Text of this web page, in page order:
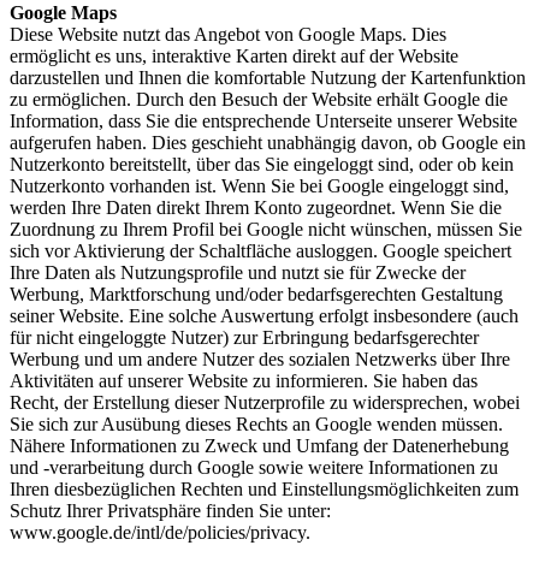
Google Maps
Diese Website nutzt das Angebot von Google Maps. Dies
ermöglicht es uns, interaktive Karten direkt auf der Website
darzustellen und Ihnen die komfortable Nutzung der Kartenfunktion
zu ermöglichen. Durch den Besuch der Website erhält Google die
Information, dass Sie die entsprechende Unterseite unserer Website
aufgerufen haben. Dies geschieht unabhängig davon, ob Google ein
Nutzerkonto bereitstellt, über das Sie eingeloggt sind, oder ob kein
Nutzerkonto vorhanden ist. Wenn Sie bei Google eingeloggt sind,
werden Ihre Daten direkt Ihrem Konto zugeordnet. Wenn Sie die
Zuordnung zu Ihrem Profil bei Google nicht wünschen, müssen Sie
sich vor Aktivierung der Schaltfläche ausloggen. Google speichert
Ihre Daten als Nutzungsprofile und nutzt sie für Zwecke der
Werbung, Marktforschung und/oder bedarfsgerechten Gestaltung
seiner Website. Eine solche Auswertung erfolgt insbesondere (auch
für nicht eingeloggte Nutzer) zur Erbringung bedarfsgerechter
Werbung und um andere Nutzer des sozialen Netzwerks über Ihre
Aktivitäten auf unserer Website zu informieren. Sie haben das
Recht, der Erstellung dieser Nutzerprofile zu widersprechen, wobei
Sie sich zur Ausübung dieses Rechts an Google wenden müssen.
Nähere Informationen zu Zweck und Umfang der Datenerhebung
und -verarbeitung durch Google sowie weitere Informationen zu
Ihren diesbezüglichen Rechten und Einstellungsmöglichkeiten zum
Schutz Ihrer Privatsphäre finden Sie unter:
www.google.de/intl/de/policies/privacy.